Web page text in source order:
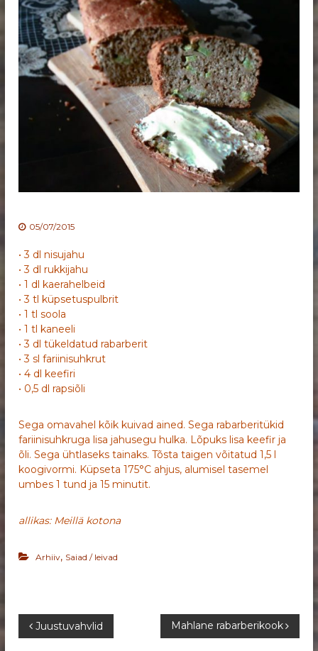
05/07/2015
• 3 dl nisujahu
• 3 dl rukkijahu
• 1 dl kaerahelbeid
• 3 tl küpsetuspulbrit
• 1 tl soola
• 1 tl kaneeli
• 3 dl tükeldatud rabarberit
• 3 sl fariinisuhkrut
• 4 dl keefiri
• 0,5 dl rapsiõli
Sega omavahel kõik kuivad ained. Sega rabarberitükid
fariinisuhkruga lisa jahusegu hulka. Lõpuks lisa keefir ja
õli. Sega ühtlaseks tainaks. Tõsta taigen võitatud 1,5 l
koogivormi. Küpseta 175°C ahjus, alumisel tasemel
umbes 1 tund ja 15 minutit.
allikas: Meillä kotona
Arhiiv, Saiad / leivad
N Juustuvahvlid Mahlane rabarberikook